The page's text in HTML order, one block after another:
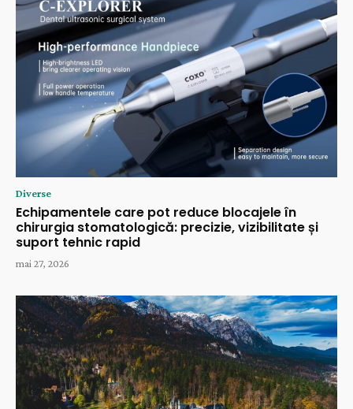
Diverse
Echipamentele care pot reduce blocajele în
chirurgia stomatologică: precizie, vizibilitate și
suport tehnic rapid
mai 27, 2026